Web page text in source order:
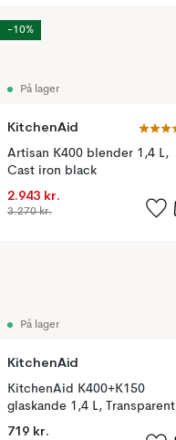
På lager
KitchenAid
Artisan K400 blender 1,4 L,
Cast iron black
2.943 kr.
3.270 kr.
-10%
På lager
KitchenAid
KitchenAid K400+K150
glaskande 1,4 L, Transparent
719 kr.